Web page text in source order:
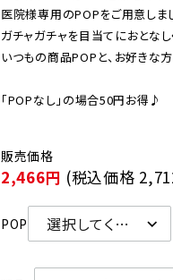
医院様専用のPOPをご用意しま
ガチャガチャを目当てにおとな
いつもの商品POPと、お好きな
「POPなし」の場合50円お得♪
2,466円 (税込価格
POP